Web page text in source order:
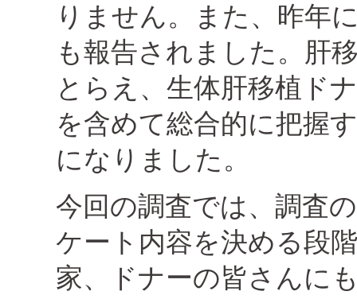
りません。また、昨年
も報告されました。肝
とらえ、生体肝移植ド
を含めて総合的に把握
になりました。
今回の調査では、調査
ケート内容を決める段
家、ドナーの皆さんに